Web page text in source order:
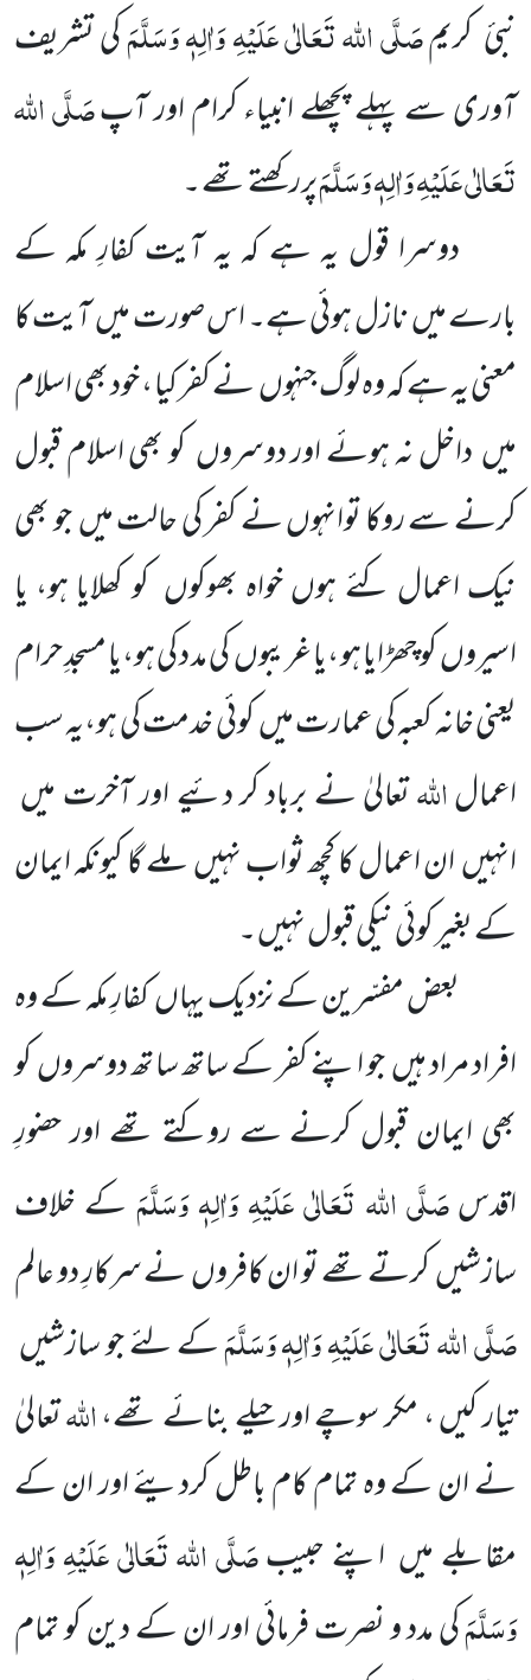
نبیٔ کریمصَلَّی اللہ تَعَالٰی عَلَیْہِ وَاٰلِہٖ وَسَلَّمَکی تشریف
آوری سے پہلے پچھلے انبیاء کرام اور آپصَلَّی اللہ
تَعَالٰی عَلَیْہِ وَاٰلِہٖ وَسَلَّمَپررکھتے تھے ۔
دوسرا قول یہ ہے کہ یہ آیت کفارِ مکہ کے
بارے میں نازل ہوئی ہے۔ اس صورت میں آیت کا
معنی یہ ہے کہ وہ لوگ جنہوں نے کفر کیا ، خود بھی اسلام
میں داخل نہ ہوئے اور دوسروں کو بھی اسلام قبول
کرنے سے روکا توانہوں نے کفر کی حالت میں جو بھی
نیک اعمال کئے ہوں خواہ بھوکوں کو کھلایا ہو، یا
اسیروں کو چھڑایا ہو ،یا غریبوں کی مد د کی ہو،یا مسجدِ حرام
یعنی خانہ کعبہ کی عمارت میں کوئی خدمت کی ہو،یہ سب
اعمالاللہتعالیٰ نے برباد کر دئیے اور آخرت میں
انہیں ان اعمال کا کچھ ثواب نہیں ملے گا کیونکہ ایمان
کے بغیر کوئی نیکی قبول نہیں ۔
بعض مفسّرین کے نزدیک یہاں کفارِ مکہ کے وہ
افراد مراد ہیں جو اپنے کفر کے ساتھ ساتھ دوسروں کو
بھی ایمان قبول کرنے سے روکتے تھے اور حضورِ
اقدسصَلَّی اللہ تَعَالٰی عَلَیْہِ وَاٰلِہٖ وَسَلَّمَکے خلاف
سازشیں کرتے تھے تو ان کافروں نے سرکارِ دو عالم
صَلَّی اللہ تَعَالٰی عَلَیْہِ وَاٰلِہٖ وَسَلَّمَکے لئے جو سازشیں
تیار کیں ، مکر سوچے اور حیلے بنائے تھے،اللہتعالیٰ
نے ان کے وہ تمام کام باطل کردیئے اور ان کے
مقابلے میں اپنے حبیبصَلَّی اللہ تَعَالٰی عَلَیْہِ وَاٰلِہٖ
وَسَلَّمَکی مدد و نصرت فرمائی اور ان کے دین کو تمام